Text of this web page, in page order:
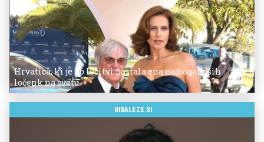
Hrvatica, ki je po ločitvi postala ena najbogatejših
ločenk na svetu
BIBALEZE.SI